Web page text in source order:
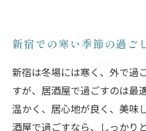
新宿での寒い季節の過ご
新宿は冬場には寒く、外で過
すが、居酒屋で過ごすのは最
温かく、居心地が良く、美味
酒屋で過ごすなら、しっかり